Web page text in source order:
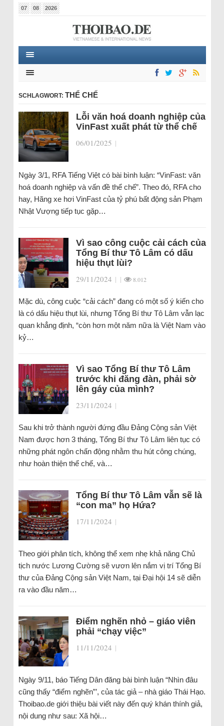
07 08 2026
SCHLAGWORT: THỂ CHẾ
Lỗi văn hoá doanh nghiệp của
VinFast xuất phát từ thể chế
06/01/2025 |
Ngày 3/1, RFA Tiếng Việt có bài bình luận: “VinFast: văn
hoá doanh nghiệp và vấn đề thể chế”. Theo đó, RFA cho
hay, Hãng xe hơi VinFast của tỷ phú bất động sản Phạm
Nhật Vượng tiếp tục gặp…
Vì sao công cuộc cải cách của
Tổng Bí thư Tô Lâm có dấu
hiệu thụt lùi?
29/11/2024 | | 8.012
Mặc dù, công cuộc “cải cách” đang có một số ý kiến cho
là có dấu hiệu thụt lùi, nhưng Tổng Bí thư Tô Lâm vẫn lạc
quan khẳng định, “còn hơn một năm nữa là Việt Nam vào
kỷ…
Vì sao Tổng Bí thư Tô Lâm
trước khi đăng đàn, phải sờ
lên gáy của mình?
23/11/2024 |
Sau khi trở thành người đứng đầu Đảng Cộng sản Việt
Nam được hơn 3 tháng, Tổng Bí thư Tô Lâm liên tục có
những phát ngôn chấn động nhằm thu hút công chúng,
như hoàn thiện thể chế, và…
Tổng Bí thư Tô Lâm vẫn sẽ là
“con ma” họ Hứa?
17/11/2024 |
Theo giới phân tích, không thể xem nhẹ khả năng Chủ
tịch nước Lương Cường sẽ vươn lên nắm vị trí Tổng Bí
thư của Đảng Cộng sản Việt Nam, tại Đại hội 14 sẽ diễn
ra vào đầu năm…
Điểm nghẽn nhỏ – giáo viên
phải “chạy việc”
11/11/2024 |
Ngày 9/11, báo Tiếng Dân đăng bài bình luận “Nhìn đâu
cũng thấy “điểm nghẽn”’, của tác giả – nhà giáo Thái Hạo.
Thoibao.de giới thiệu bài viết này đến quý khán thính giả,
nội dung như sau: Xã hội…